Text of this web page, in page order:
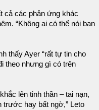
cả các phản ứng khác
“Không ai có thể nói bạn
thấy Ayer “rất tự tin cho
theo nhưng gì có trên
lên tinh thần – tai nạn,
trước hay bất ngờ,” Leto